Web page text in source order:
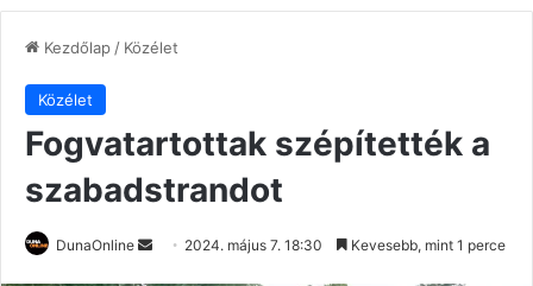
Kezdőlap/ Közélet
Közélet
Fogvatartottak szépítették a
szabadstrandot
DunaOnline
Send 2024. május 7. 18:30 Kevesebb, mint 1 perce